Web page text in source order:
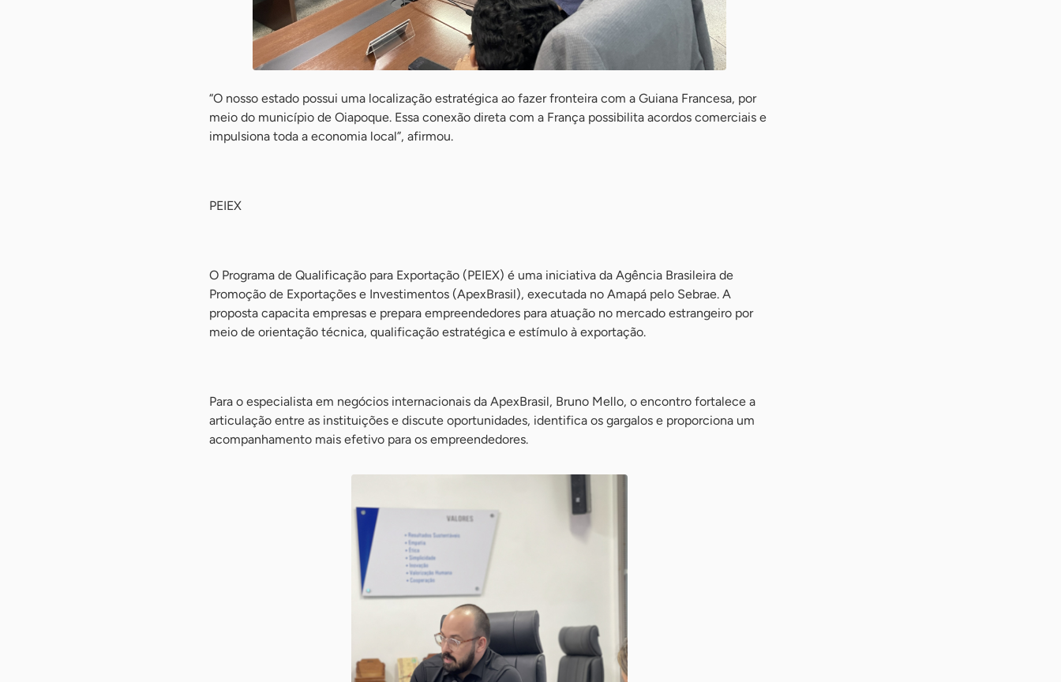
“O nosso estado possui uma localização estratégica ao fazer fronteira com a Guiana Francesa, por
meio do município de Oiapoque. Essa conexão direta com a França possibilita acordos comerciais e
impulsiona toda a economia local”, afirmou.
PEIEX
O Programa de Qualificação para Exportação (PEIEX) é uma iniciativa da Agência Brasileira de
Promoção de Exportações e Investimentos (ApexBrasil), executada no Amapá pelo Sebrae. A
proposta capacita empresas e prepara empreendedores para atuação no mercado estrangeiro por
meio de orientação técnica, qualificação estratégica e estímulo à exportação.
Para o especialista em negócios internacionais da ApexBrasil, Bruno Mello, o encontro fortalece a
articulação entre as instituições e discute oportunidades, identifica os gargalos e proporciona um
acompanhamento mais efetivo para os empreendedores.